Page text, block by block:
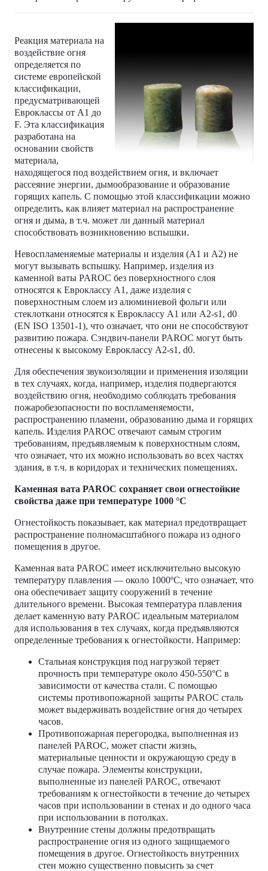
Реакция материала на
воздействие огня
определяется по
системе европейской
классификации,
предусматривающей
Евроклассы от A1 до
F. Эта классификация
разработана на
основании свойств
материала,
находящегося под воздействием огня, и включает
рассеяние энергии, дымообразование и образование
горящих капель. С помощью этой классификации можно
определить, как влияет материал на распространение
огня и дыма, в т.ч. может ли данный материал
способствовать возникновению вспышки.
Невоспламеняемые материалы и изделия (A1 и A2) не
могут вызывать вспышку. Например, изделия из
каменной ваты PAROC без поверхностного слоя
относятся к Евроклассу A1, даже изделия с
поверхностным слоем из алюминиевой фольги или
стеклоткани относятся к Евроклассу A1 или A2-s1, d0
(EN ISO 13501-1), что означает, что они не способствуют
развитию пожара. Сэндвич-панели PAROC могут быть
отнесены к высокому Евроклассу A2-s1, d0.
Для обеспечения звукоизоляции и применения изоляции
в тех случаях, когда, например, изделия подвергаются
воздействию огня, необходимо соблюдать требования
пожаробезопасности по воспламеняемости,
распространению пламени, образованию дыма и горящих
капель. Изделия PAROC отвечают самым строгим
требованиям, предъявляемым к поверхностным слоям,
что означает, что их можно использовать во всех частях
здания, в т.ч. в коридорах и технических помещениях.
Каменная вата PAROC сохраняет свои огнестойкие
свойства даже при температуре 1000 °C
Огнестойкость показывает, как материал предотвращает
распространение полномасштабного пожара из одного
помещения в другое.
Каменная вата PAROC имеет исключительно высокую
температуру плавления — около 1000ºC, что означает, что
она обеспечивает защиту сооружений в течение
длительного времени. Высокая температура плавления
делает каменную вату PAROC идеальным материалом
для использования в тех случаях, когда предъявляются
определенные требования к огнестойкости. Например:
Стальная конструкция под нагрузкой теряет
прочность при температуре около 450-550°C в
зависимости от качества стали. С помощью
системы противопожарной защиты PAROC сталь
может выдерживать воздействие огня до четырех
часов.
Противопожарная перегородка, выполненная из
панелей PAROC, может спасти жизнь,
материальные ценности и окружающую среду в
случае пожара. Элементы конструкции,
выполненные из панелей PAROC, отвечают
требованиям к огнестойкости в течение до четырех
часов при использовании в стенах и до одного часа
при использовании в потолках.
Внутренние стены должны предотвращать
распространение огня из одного защищаемого
помещения в другое. Огнестойкость внутренних
стен можно существенно повысить за счет